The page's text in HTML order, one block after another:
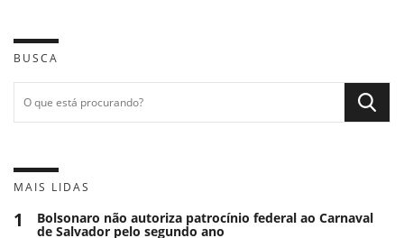
BUSCA
MAIS LIDAS
1 Bolsonaro não autoriza patrocínio federal ao Carnaval
de Salvador pelo segundo ano